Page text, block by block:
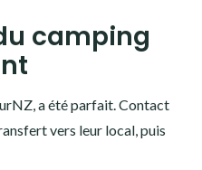
camping
a été parfait. Contact
vers leur local, puis